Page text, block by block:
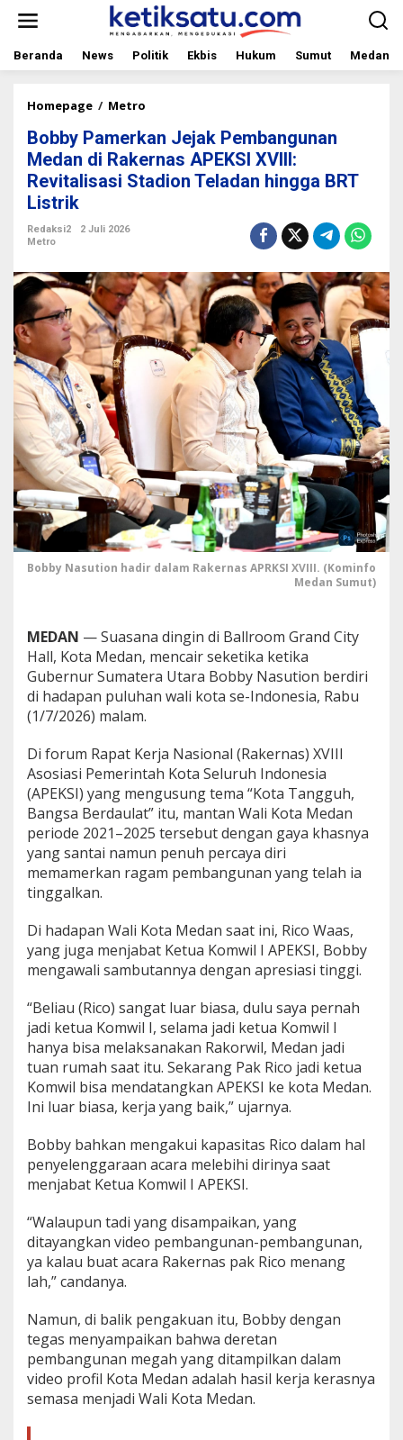
t
Beranda News Politik Ekbis Hukum Sumut Medan
Homepage / Metro
b
b
y
P
a
n
J
e
j
a
n
g
u
n
a
M
n
d
i
a
r
n
s
A
P
E
K
S
V
I
I
I
R
e
v
i
t
a
l
s
a
s
i
t
a
d
i
T
e
l
a
d
a
Bobby Pamerkan Jejak Pembangunan
Medan di Rakernas APEKSI XVIII:
Revitalisasi Stadion Teladan hingga BRT
Listrik
Redaksi2
2 Juli 2026
Metro
Bobby Nasution hadir dalam Rakernas APRKSI XVIII. (Kominfo
Medan Sumut)
MEDAN — Suasana dingin di Ballroom Grand City
Hall, Kota Medan, mencair seketika ketika
Gubernur Sumatera Utara Bobby Nasution berdiri
di hadapan puluhan wali kota se-Indonesia, Rabu
(1/7/2026) malam.
Di forum Rapat Kerja Nasional (Rakernas) XVIII
Asosiasi Pemerintah Kota Seluruh Indonesia
(APEKSI) yang mengusung tema “Kota Tangguh,
Bangsa Berdaulat” itu, mantan Wali Kota Medan
periode 2021–2025 tersebut dengan gaya khasnya
yang santai namun penuh percaya diri
memamerkan ragam pembangunan yang telah ia
tinggalkan.
Di hadapan Wali Kota Medan saat ini, Rico Waas,
yang juga menjabat Ketua Komwil I APEKSI, Bobby
mengawali sambutannya dengan apresiasi tinggi.
“Beliau (Rico) sangat luar biasa, dulu saya pernah
jadi ketua Komwil I, selama jadi ketua Komwil I
hanya bisa melaksanakan Rakorwil, Medan jadi
tuan rumah saat itu. Sekarang Pak Rico jadi ketua
Komwil bisa mendatangkan APEKSI ke kota Medan.
Ini luar biasa, kerja yang baik,” ujarnya.
Bobby bahkan mengakui kapasitas Rico dalam hal
penyelenggaraan acara melebihi dirinya saat
menjabat Ketua Komwil I APEKSI.
“Walaupun tadi yang disampaikan, yang
ditayangkan video pembangunan-pembangunan,
ya kalau buat acara Rakernas pak Rico menang
lah,” candanya.
Namun, di balik pengakuan itu, Bobby dengan
tegas menyampaikan bahwa deretan
pembangunan megah yang ditampilkan dalam
video profil Kota Medan adalah hasil kerja kerasnya
semasa menjadi Wali Kota Medan.